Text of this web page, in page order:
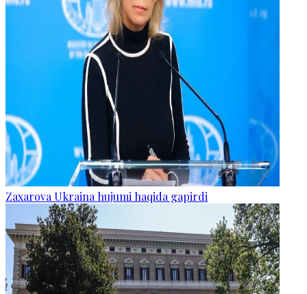
Zaxarova Ukraina hujumi haqida gapirdi